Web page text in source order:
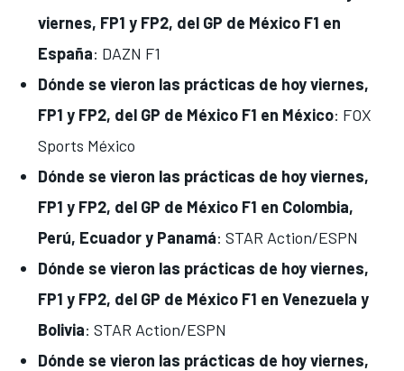
viernes, FP1 y FP2, del GP de México F1 en
España: DAZN F1
Dónde se vieron las prácticas de hoy viernes,
FP1 y FP2, del GP de México F1 en México: FOX
Sports México
Dónde se vieron las prácticas de hoy viernes,
FP1 y FP2, del GP de México F1 en Colombia,
Perú, Ecuador y Panamá: STAR Action/ESPN
Dónde se vieron las prácticas de hoy viernes,
FP1 y FP2, del GP de México F1 en Venezuela y
Bolivia: STAR Action/ESPN
Dónde se vieron las prácticas de hoy viernes,